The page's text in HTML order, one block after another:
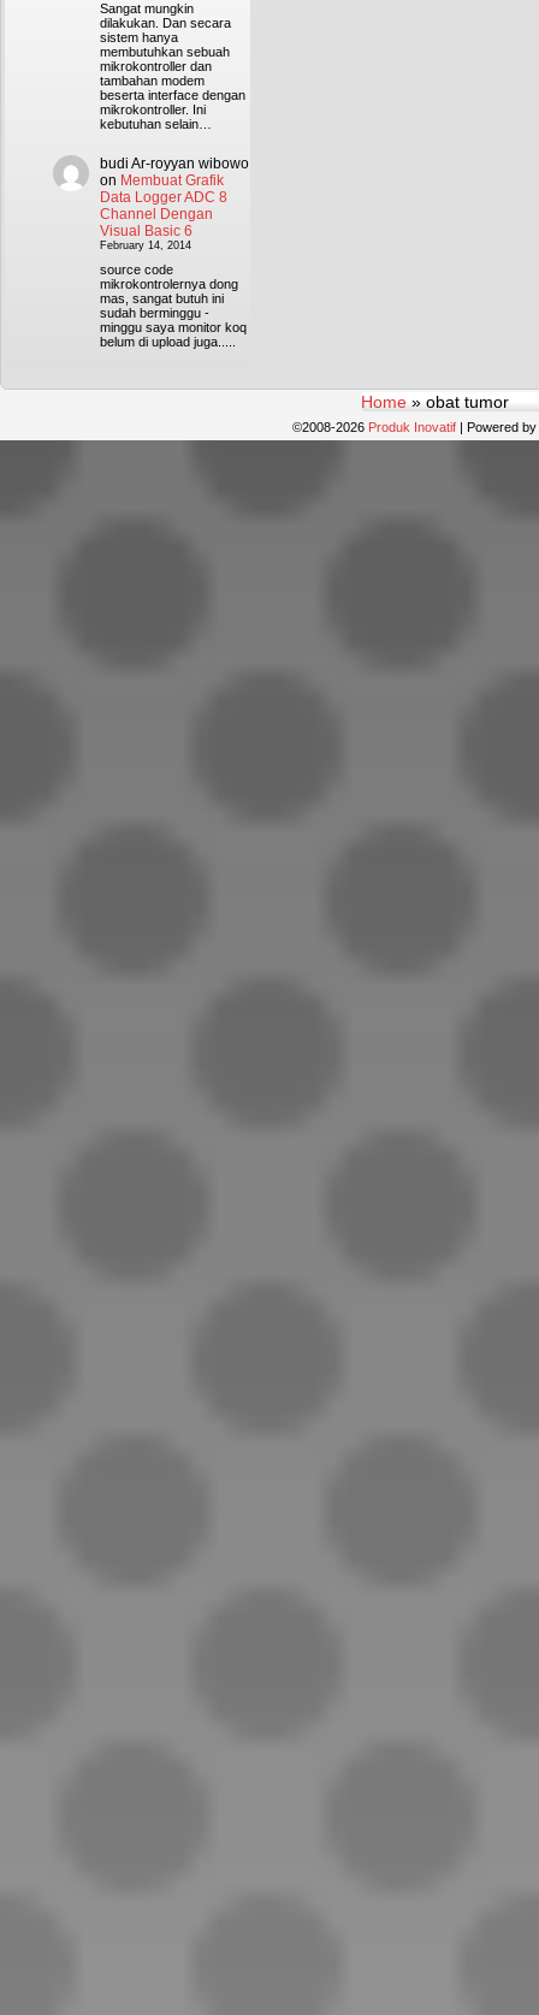
Sangat mungkin
dilakukan. Dan secara
sistem hanya
membutuhkan sebuah
mikrokontroller dan
tambahan modem
beserta interface dengan
mikrokontroller. Ini
kebutuhan selain…
budi Ar-royyan wibowo
on Membuat Grafik
Data Logger ADC 8
Channel Dengan
Visual Basic 6
February 14, 2014
source code
mikrokontrolernya dong
mas, sangat butuh ini
sudah berminggu -
minggu saya monitor koq
belum di upload juga.....
Home » obat tumor
©2008-2026 Produk Inovatif | Powered by